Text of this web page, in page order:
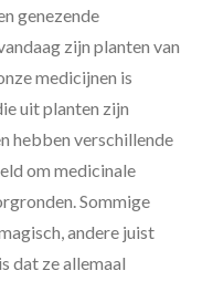
genezende
zijn planten van
medicijnen is
uit planten zijn
hebben verschillende
om medicinale
Sommige
andere juist
dat ze allemaal